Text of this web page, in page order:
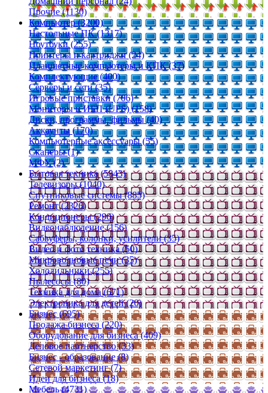
Прочие (1130)
Компьютер (3200)
Настольные ПК (1317)
Ноутбуки (255)
Принтеры и картриджи (24)
Планшетные компьютеры и КПК (37)
Комплектующие (400)
Серверы и сети (35)
Игровые приставки (706)
Мониторы и ИБП (UPS) (158)
Диски, программы, фильмы (40)
Аккаунты (170)
Компьютерные аксессуары (55)
Сканеры (1)
МФУ (2)
Бытовая техника (5843)
Телевизоры (1040)
Спутниковые системы (885)
Ремонт (2326)
Кондиционеры (290)
Видеонаблюдение (156)
Сабвуферы, колонки, усилители (35)
Видео и фото техника (50)
Микроволновые печи (35)
Холодильники (255)
Пылесосы (80)
Техника для дома (671)
Электроника для детей (20)
Бизнес (695)
Продажа бизнеса (220)
Оборудование для бизнеса (409)
Деловое партнерство (33)
Бизнес - образование (8)
Сетевой маркетинг (7)
Идеи для бизнеса (18)
Мебель (4731)